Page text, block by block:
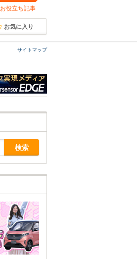
お役立ち記事
お気に入り
サイトマップ